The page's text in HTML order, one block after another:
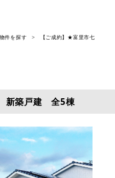
物件を探す
【ご成約】★富里市七
新築戸建 全5棟